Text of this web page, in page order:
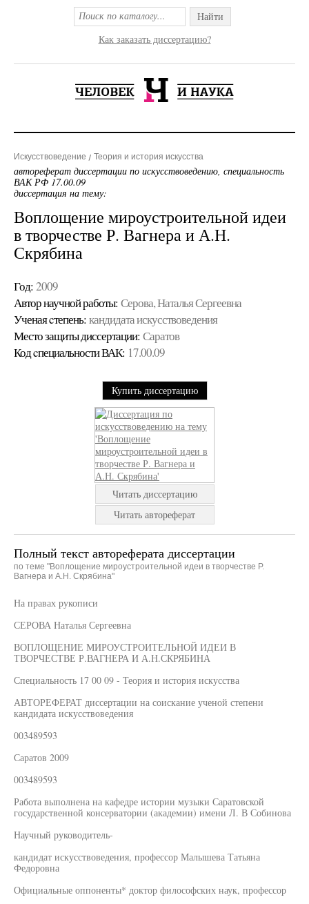
Найти
Как заказать диссертацию?
Искусствоведение Теория и история искусства
автореферат диссертации по искусствоведению, специальность
ВАК РФ 17.00.09
диссертация на тему:
Воплощение мироустроительной идеи
в творчестве Р. Вагнера и А.Н.
Скрябина
Год: 2009
Автор научной работы: Серова, Наталья Сергеевна
Ученая cтепень: кандидата искусствоведения
Место защиты диссертации: Саратов
Код cпециальности ВАК: 17.00.09
Купить диссертацию
Читать диссертацию
Читать автореферат
Полный текст автореферата диссертации
по теме "Воплощение мироустроительной идеи в творчестве Р.
Вагнера и А.Н. Скрябина"
На правах рукописи
СЕРОВА Наталья Сергеевна
ВОПЛОЩЕНИЕ МИРОУСТРОИТЕЛЬНОЙ ИДЕИ В
ТВОРЧЕСТВЕ Р.ВАГНЕРА И А.Н.СКРЯБИНА
Специальность 17 00 09 - Теория и история искусства
АВТОРЕФЕРАТ диссертации на соискание ученой степени
кандидата искусствоведения
003489593
Саратов 2009
003489593
Работа выполнена на кафедре истории музыки Саратовской
государственной консерватории (академии) имени Л. В Собинова
Научный руководитель-
кандидат искусствоведения, профессор Малышева Татьяна
Федоровна
Официальные оппоненты* доктор философских наук, профессор